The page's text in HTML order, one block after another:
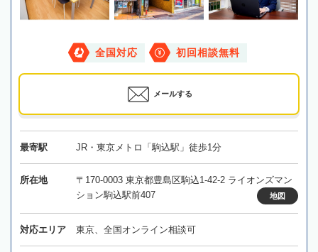
全国対応 初回相談無料
メールする
最寄駅 JR・東京メトロ「駒込駅」徒歩1分
所在地
〒170-0003 東京都豊島区駒込1-42-2 ライオンズマン
ション駒込駅前407
地図
対応エリア 東京、全国オンライン相談可